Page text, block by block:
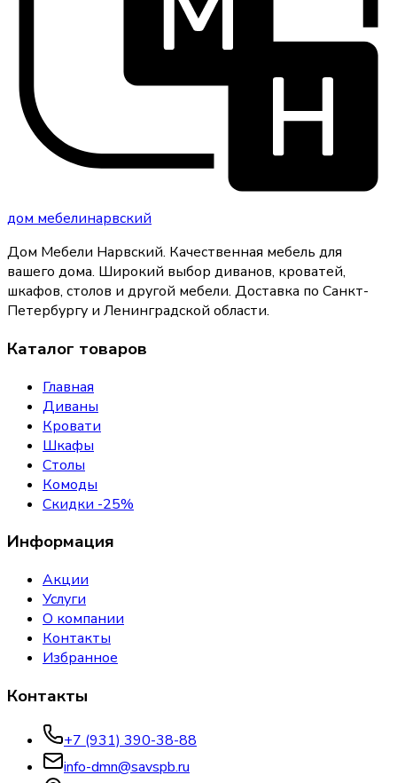
дом мебелинарвский
Дом Мебели Нарвский. Качественная мебель для
вашего дома. Широкий выбор диванов, кроватей,
шкафов, столов и другой мебели. Доставка по Санкт-
Петербургу и Ленинградской области.
Каталог товаров
Главная
Диваны
Кровати
Шкафы
Столы
Комоды
Скидки -25%
Информация
Акции
Услуги
О компании
Контакты
Избранное
Контакты
+7 (931) 390-38-88
info-dmn@savspb.ru